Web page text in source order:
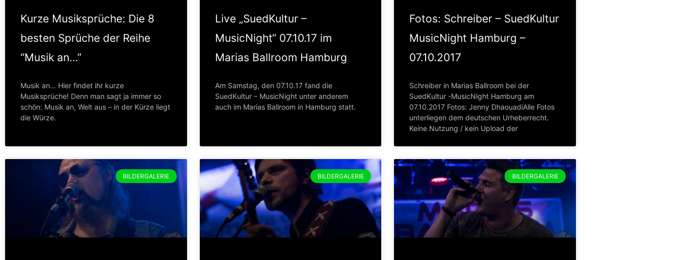
Kurze Musiksprüche: Die 8
besten Sprüche der Reihe
“Musik an…”
Musik an… Hier findet ihr kurze
Musiksprüche! Denn man sagt ja immer so
schön: Musik an, Welt aus – in der Kürze liegt
die Würze.
Live „SuedKultur –
MusicNight“ 07.10.17 im
Marias Ballroom Hamburg
Am Samstag, den 07.10.17 fand die
SuedKultur – MusicNight unter anderem
auch im Marias Ballroom in Hamburg statt.
Fotos: Schreiber – SuedKultur
MusicNight Hamburg –
07.10.2017
Schreiber in Marias Ballroom bei der
SuedKultur -MusicNight Hamburg am
07.10.2017 Fotos: Jenny DhaouadiAlle Fotos
unterliegen dem deutschen Urheberrecht.
Keine Nutzung / kein Upload der
BILDERGALERIE BILDERGALERIE BILDERGALERIE